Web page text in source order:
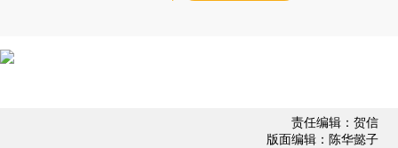
责任编辑：贺信
版面编辑：陈华懿子